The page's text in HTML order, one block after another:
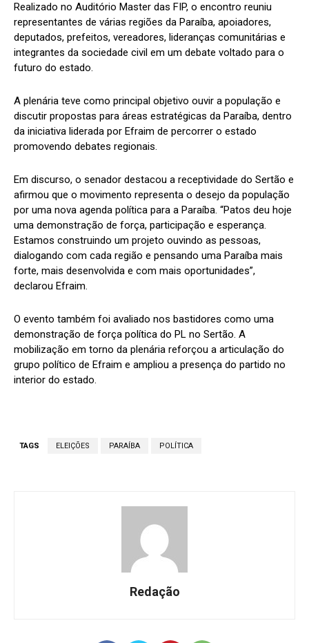
Realizado no Auditório Master das FIP, o encontro reuniu
representantes de várias regiões da Paraíba, apoiadores,
deputados, prefeitos, vereadores, lideranças comunitárias e
integrantes da sociedade civil em um debate voltado para o
futuro do estado.
A plenária teve como principal objetivo ouvir a população e
discutir propostas para áreas estratégicas da Paraíba, dentro
da iniciativa liderada por Efraim de percorrer o estado
promovendo debates regionais.
Em discurso, o senador destacou a receptividade do Sertão e
afirmou que o movimento representa o desejo da população
por uma nova agenda política para a Paraíba. “Patos deu hoje
uma demonstração de força, participação e esperança.
Estamos construindo um projeto ouvindo as pessoas,
dialogando com cada região e pensando uma Paraíba mais
forte, mais desenvolvida e com mais oportunidades”,
declarou Efraim.
O evento também foi avaliado nos bastidores como uma
demonstração de força política do PL no Sertão. A
mobilização em torno da plenária reforçou a articulação do
grupo político de Efraim e ampliou a presença do partido no
interior do estado.
TAGS ELEIÇÕES PARAÍBA POLÍTICA
Redação